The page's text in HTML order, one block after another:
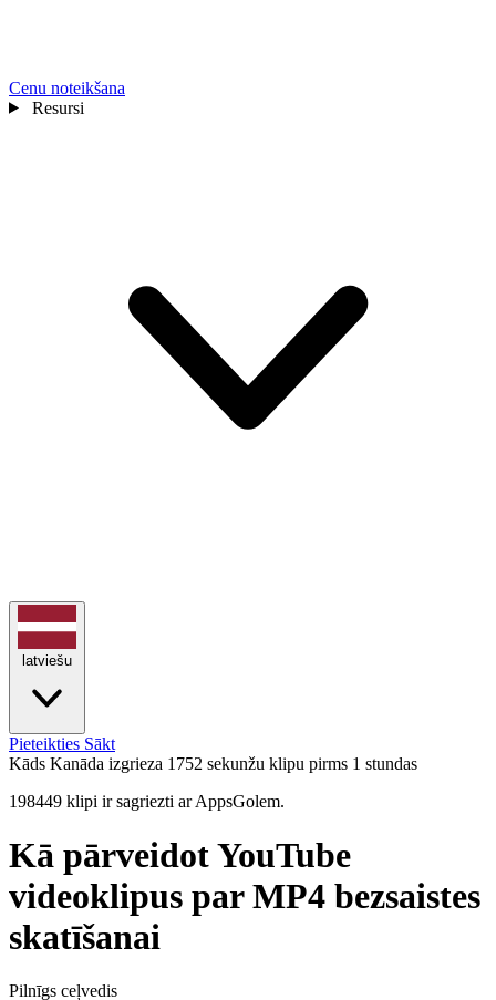
Cenu noteikšana
Resursi
latviešu
Pieteikties Sākt
Kāds Kanāda izgrieza 1752 sekunžu klipu pirms 1 stundas
198449 klipi ir sagriezti ar AppsGolem.
Kā pārveidot YouTube
videoklipus par MP4 bezsaistes
skatīšanai
Pilnīgs ceļvedis